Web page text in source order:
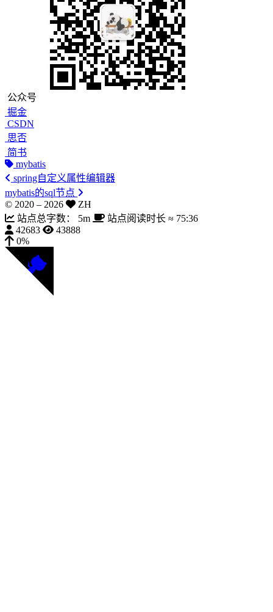
公众号
掘金
CSDN
思否
简书
mybatis
spring自定义属性编辑器
mybatis的sql节点
© 2020 – 2026
ZH
站点总字数：
5m 站点阅读时长 ≈ 75:36
42683
43888
0%